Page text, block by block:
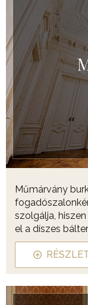
Műmárvány
szolgálja,
el a díszes